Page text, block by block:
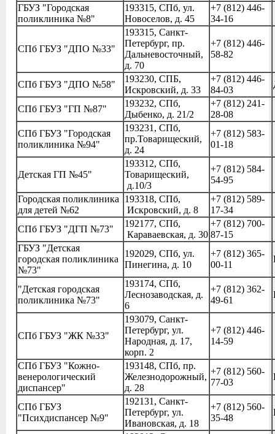
ГБУЗ "Городская
поликлиника №8"
193315, СПб, ул.
Новоселов, д. 45
+7 (812) 446-
34-16
СПб ГБУЗ "ДПО №33"
193315, Санкт-
Петербург, пр.
Дальневосточный,
д. 70
+7 (812) 446-
58-82
СПб ГБУЗ "ДПО №58"
193230, СПБ,
Искровский, д. 33
+7 (812) 446-
84-03
СПб ГБУЗ "ГП №87"
193232, СПб,
Дыбенко, д. 21/2
+7 (812) 241-
28-08
СПб ГБУЗ "Городская
поликлиника №94"
193231, СПб,
пр.Товарищеский,
д. 24
+7 (812) 583-
01-18
Детская ГП №45"
193312, СПб,
Товарищеский,
д.10/3
+7 (812) 584-
54-95
Городская поликлиника
для детей №62
193318, СПб,
Искровский, д. 8
+7 (812) 589-
17-34
СПб ГБУЗ "ДГП №73"
192177, СПб,
Караваевская, д. 30
+7 (812) 700-
87-15
ГБУЗ "Детская
городская поликлиника
№73"
192029, СПб, ул.
Пинегина, д. 10
+7 (812) 365-
00-11
"Детская городская
поликлиника №73"
193174, СПб,
Леснозаводская, д.
6
+7 (812) 362-
49-61
СПб ГБУЗ "ЖК №33"
193079, Санкт-
Петербург, ул.
Народная, д. 17,
корп. 2
+7 (812) 446-
14-59
СПб ГБУЗ "Кожно-
венерологический
диспансер"
193148, СПб, пр.
Железнодорожный,
д. 28
+7 (812) 560-
77-03
СПб ГБУЗ
"Психдиспансер №9"
192131, Санкт-
Петербург, ул.
Ивановская, д. 18
+7 (812) 560-
35-48